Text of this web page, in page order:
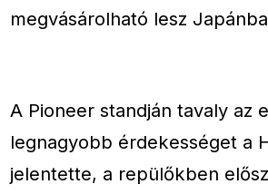
megvásárolható lesz
A Pioneer standján tavaly az
legnagyobb érdekességet a
jelentette, a repülőkben